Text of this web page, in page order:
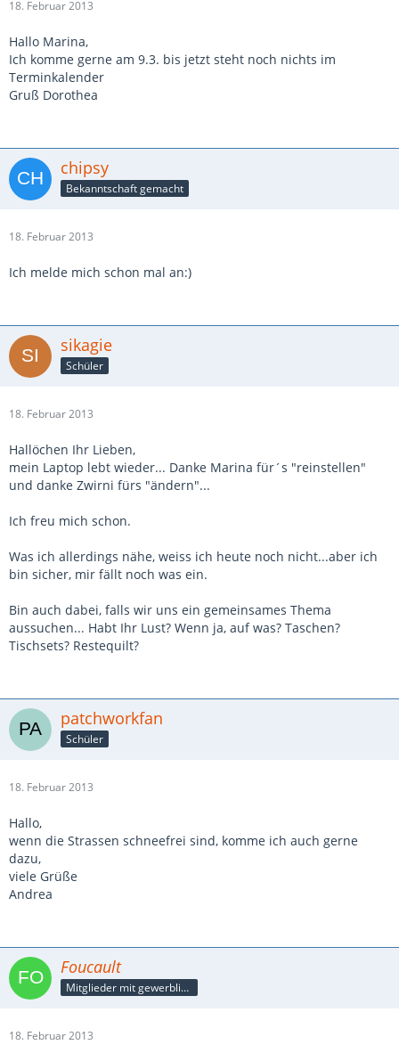
18. Februar 2013
Hallo Marina,
Ich komme gerne am 9.3. bis jetzt steht noch nichts im
Terminkalender
Gruß Dorothea
chipsy
Bekanntschaft gemacht
18. Februar 2013
Ich melde mich schon mal an:)
sikagie
Schüler
18. Februar 2013
Hallöchen Ihr Lieben,
mein Laptop lebt wieder... Danke Marina für´s "reinstellen"
und danke Zwirni fürs "ändern"...
Ich freu mich schon.
Was ich allerdings nähe, weiss ich heute noch nicht...aber ich
bin sicher, mir fällt noch was ein.
Bin auch dabei, falls wir uns ein gemeinsames Thema
aussuchen... Habt Ihr Lust? Wenn ja, auf was? Taschen?
Tischsets? Restequilt?
patchworkfan
Schüler
18. Februar 2013
Hallo,
wenn die Strassen schneefrei sind, komme ich auch gerne
dazu,
viele Grüße
Andrea
Foucault
Mitglieder mit gewerblicher Verbindung, auch als Mitarbeiter/in
18. Februar 2013